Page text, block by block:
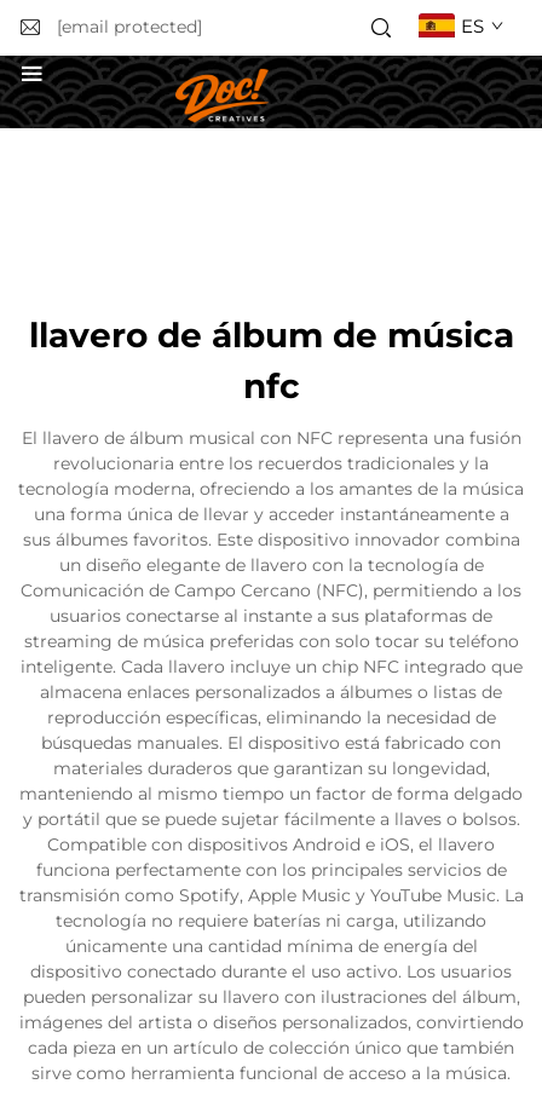
[email protected] ES
llavero de álbum de música
nfc
El llavero de álbum musical con NFC representa una fusión
revolucionaria entre los recuerdos tradicionales y la
tecnología moderna, ofreciendo a los amantes de la música
una forma única de llevar y acceder instantáneamente a
sus álbumes favoritos. Este dispositivo innovador combina
un diseño elegante de llavero con la tecnología de
Comunicación de Campo Cercano (NFC), permitiendo a los
usuarios conectarse al instante a sus plataformas de
streaming de música preferidas con solo tocar su teléfono
inteligente. Cada llavero incluye un chip NFC integrado que
almacena enlaces personalizados a álbumes o listas de
reproducción específicas, eliminando la necesidad de
búsquedas manuales. El dispositivo está fabricado con
materiales duraderos que garantizan su longevidad,
manteniendo al mismo tiempo un factor de forma delgado
y portátil que se puede sujetar fácilmente a llaves o bolsos.
Compatible con dispositivos Android e iOS, el llavero
funciona perfectamente con los principales servicios de
transmisión como Spotify, Apple Music y YouTube Music. La
tecnología no requiere baterías ni carga, utilizando
únicamente una cantidad mínima de energía del
dispositivo conectado durante el uso activo. Los usuarios
pueden personalizar su llavero con ilustraciones del álbum,
imágenes del artista o diseños personalizados, convirtiendo
cada pieza en un artículo de colección único que también
sirve como herramienta funcional de acceso a la música.